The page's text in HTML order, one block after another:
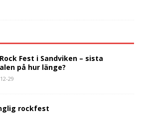
Fest i Sandviken – sista
på hur länge?
29
rockfest